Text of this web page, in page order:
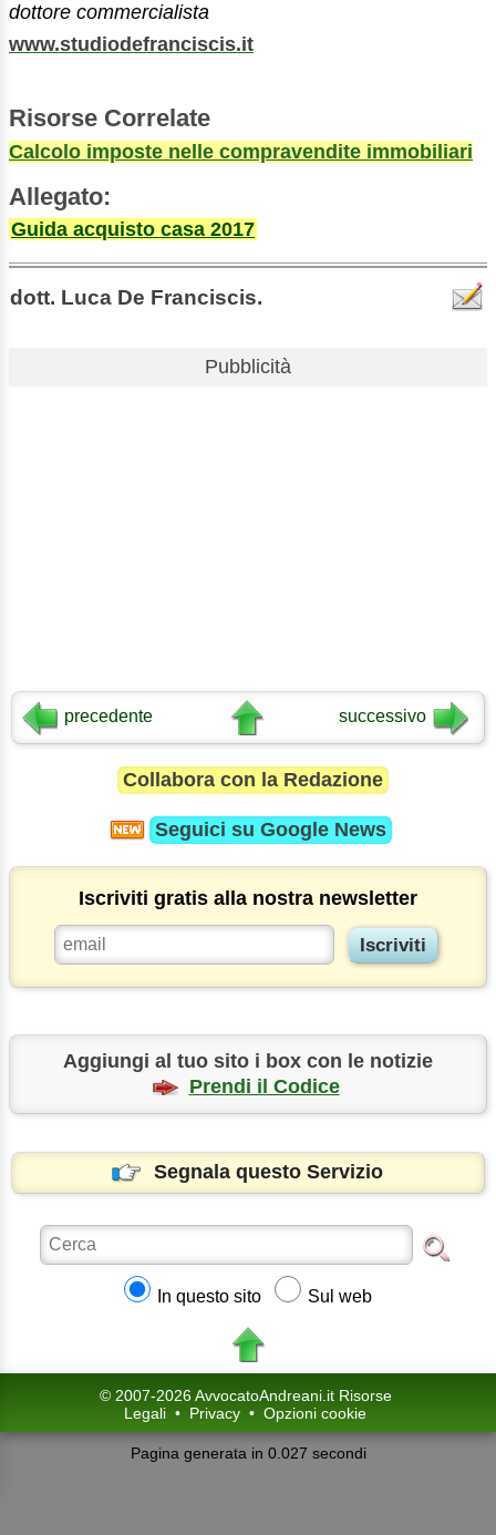
dottore commercialista
www.studiodefranciscis.it
Risorse Correlate
Calcolo imposte nelle compravendite immobiliari
Allegato:
Guida acquisto casa 2017
dott. Luca De Franciscis.
Pubblicità
precedente successivo
Collabora con la Redazione
Seguici su Google News
Iscriviti gratis alla nostra newsletter
Aggiungi al tuo sito i box con le notizie
Prendi il Codice
Segnala questo Servizio
In questo sito Sul web
© 2007-2026 AvvocatoAndreani.it Risorse
Legali • Privacy • Opzioni cookie
Pagina generata in 0.027 secondi